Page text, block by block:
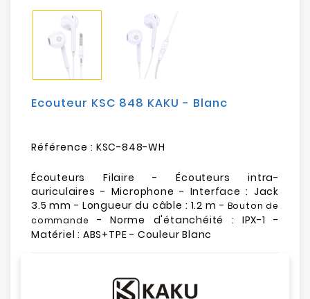
Mobilités
Ecouteur KSC 848 KAKU - Blanc
Référence : KSC-848-WH
Écouteurs Filaire - Écouteurs intra-
auriculaires - Microphone - Interface : Jack
3.5 mm - Longueur du câble : 1.2 m - Bouton de
commande - Norme d'étanchéité : IPX-1 -
Matériel : ABS+TPE - Couleur Blanc